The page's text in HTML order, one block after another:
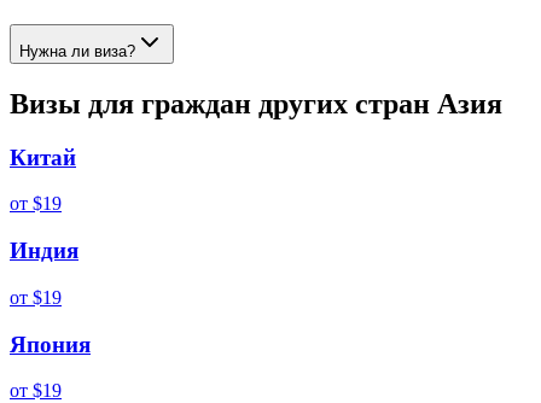
Нужна ли виза?
Визы для граждан других стран Азия
Китай
от $19
Индия
от $19
Япония
от $19